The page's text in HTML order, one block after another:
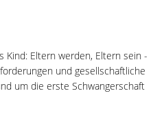
Kind: Eltern werden, Eltern sein -
und gesellschaftliche
um die erste Schwangerschaft